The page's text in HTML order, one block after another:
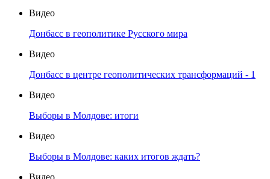
Видео
Донбасс в геополитике Русского мира
Видео
Донбасс в центре геополитических трансформаций - 1
Видео
Выборы в Молдове: итоги
Видео
Выборы в Молдове: каких итогов ждать?